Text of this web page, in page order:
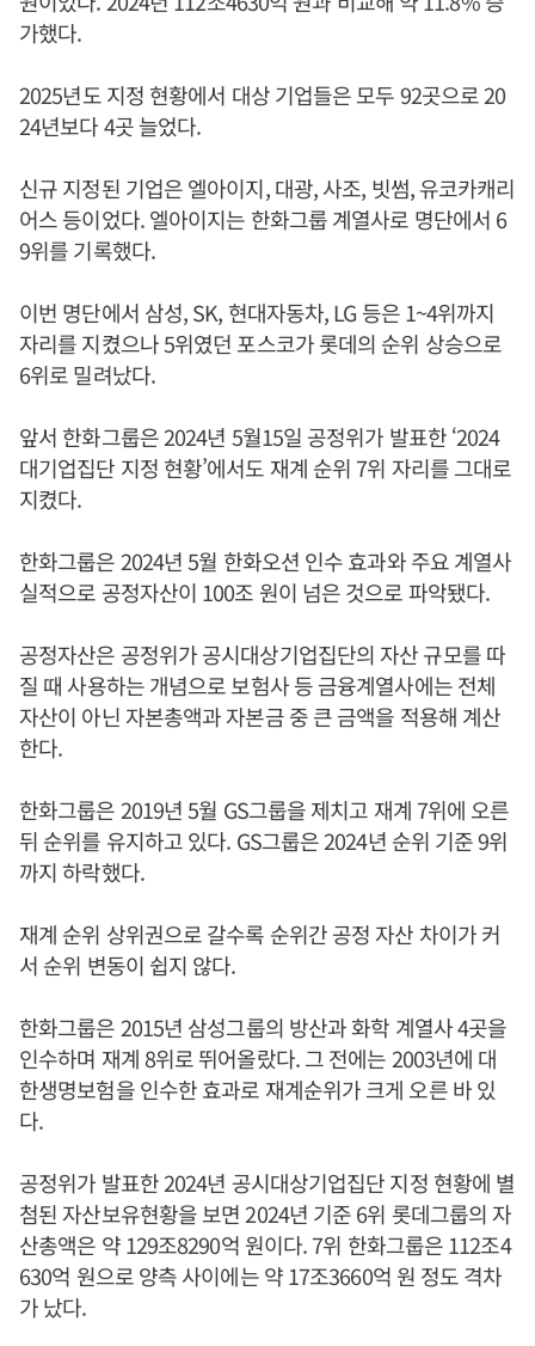
가했다.
2025년도 지정 현황에서 대상 기업들은 모두 92곳으로 20
24년보다 4곳 늘었다.
신규 지정된 기업은 엘아이지, 대광, 사조, 빗썸, 유코카캐리
어스 등이었다. 엘아이지는 한화그룹 계열사로 명단에서 6
9위를 기록했다.
이번 명단에서 삼성, SK, 현대자동차, LG 등은 1~4위까지
자리를 지켰으나 5위였던 포스코가 롯데의 순위 상승으로
6위로 밀려났다.
앞서 한화그룹은 2024년 5월15일 공정위가 발표한 ‘2024
대기업집단 지정 현황’에서도 재계 순위 7위 자리를 그대로
지켰다.
한화그룹은 2024년 5월 한화오션 인수 효과와 주요 계열사
실적으로 공정자산이 100조 원이 넘은 것으로 파악됐다.
공정자산은 공정위가 공시대상기업집단의 자산 규모를 따
질 때 사용하는 개념으로 보험사 등 금융계열사에는 전체
자산이 아닌 자본총액과 자본금 중 큰 금액을 적용해 계산
한다.
한화그룹은 2019년 5월 GS그룹을 제치고 재계 7위에 오른
뒤 순위를 유지하고 있다. GS그룹은 2024년 순위 기준 9위
까지 하락했다.
재계 순위 상위권으로 갈수록 순위간 공정 자산 차이가 커
서 순위 변동이 쉽지 않다.
한화그룹은 2015년 삼성그룹의 방산과 화학 계열사 4곳을
인수하며 재계 8위로 뛰어올랐다. 그 전에는 2003년에 대
한생명보험을 인수한 효과로 재계순위가 크게 오른 바 있
다.
공정위가 발표한 2024년 공시대상기업집단 지정 현황에 별
첨된 자산보유현황을 보면 2024년 기준 6위 롯데그룹의 자
산총액은 약 129조8290억 원이다. 7위 한화그룹은 112조4
630억 원으로 양측 사이에는 약 17조3660억 원 정도 격차
가 났다.